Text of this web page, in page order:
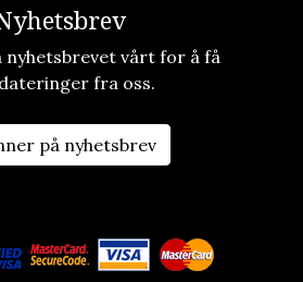
nyhetsbrevet vårt for å få
fra oss.
på nyhetsbrev